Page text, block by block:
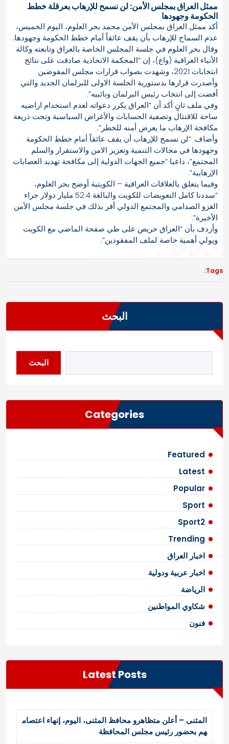
ممثل العراق بمجلس الأمن: لن نسمح للإرهاب بعرقلة خطط
الحكومة وجهودها
أكد ممثل العراق بمجلس الأمن محمد بحر العلوم، اليوم الخميس،
عدم السماح للإرهاب بأن يقف عائقاً أمام خطط الحكومة وجهودها.
وقال بحر العلوم في جلسة المجلس الخاصة بالعراق وتابعته وكالة
الأنباء العراقية (واع)، إن “المحكمة الاتحادية صادقت على نتائج
انتخابات 2021، وشهدت بصواب قرارات مجلس المفوضين
وأصدرت قرارها بدستورية الجلسة الاولى للبرلمان الجديد والتي
أفضت إلى انتخاب رئيس البرلمان ونائبيه”.
وفي ملف ثانٍ أكد أن “العراق يكرر دعواته لعدم استخدام اراضيه
ساحة للاقتتال وتصفية الحسابات والأغراض السياسية وتحت ذريعة
مكافحة الإرهاب ما يعرض أمنه للخطر”.
وأضاف: “لن نسمح للإرهاب أن يقف عائقاً أمام خطط الحكومة
وجهودها في مجالات التنمية وتعزيز الامن والاستقرار والسلم
المجتمع”، داعيا “جميع الجهات الدولية إلى مكافحة تهديد العصابات
الإرهابية”.
وفيما يتعلق بالعلاقات العراقية – الكويتية أوضح بحر العلوم،
“سددنا كامل التعويضات للكويت والبالغة 52.4 مليار دولار جراء
الغزو الصدامي والمجتمع الدولي أقر بذلك في جلسة مجلس الأمن
الأخيرة”.
وأردف بأن “العراق حريص على طي صفحة الماضي مع الكويت
ويولي أهمية خاصة لملف المفقودين”.
Tags:
البحث
البحث
Categories
Featured
Latest
Popular
Sport
Sport2
Trending
اخبار العراق
اخبار عربية ودولية
الرياضة
شكاوي المواطنين
فنون
Latest Posts
المثنى – أعلن متظاهرو محافظ المثنى، اليوم، إنهاء اعتصام
هم بحضور رئيس مجلس المحافظة